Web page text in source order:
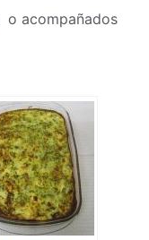
o acompañados